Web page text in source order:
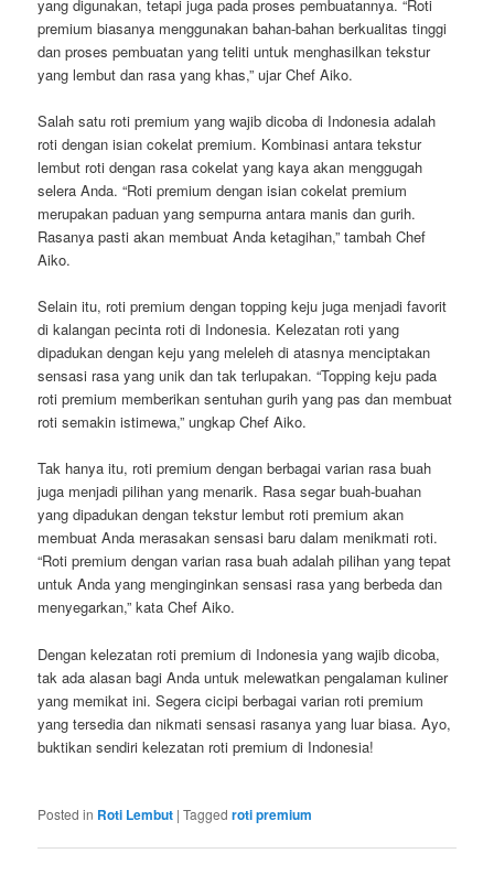
yang digunakan, tetapi juga pada proses pembuatannya. “Roti
premium biasanya menggunakan bahan-bahan berkualitas tinggi
dan proses pembuatan yang teliti untuk menghasilkan tekstur
yang lembut dan rasa yang khas,” ujar Chef Aiko.
Salah satu roti premium yang wajib dicoba di Indonesia adalah
roti dengan isian cokelat premium. Kombinasi antara tekstur
lembut roti dengan rasa cokelat yang kaya akan menggugah
selera Anda. “Roti premium dengan isian cokelat premium
merupakan paduan yang sempurna antara manis dan gurih.
Rasanya pasti akan membuat Anda ketagihan,” tambah Chef
Aiko.
Selain itu, roti premium dengan topping keju juga menjadi favorit
di kalangan pecinta roti di Indonesia. Kelezatan roti yang
dipadukan dengan keju yang meleleh di atasnya menciptakan
sensasi rasa yang unik dan tak terlupakan. “Topping keju pada
roti premium memberikan sentuhan gurih yang pas dan membuat
roti semakin istimewa,” ungkap Chef Aiko.
Tak hanya itu, roti premium dengan berbagai varian rasa buah
juga menjadi pilihan yang menarik. Rasa segar buah-buahan
yang dipadukan dengan tekstur lembut roti premium akan
membuat Anda merasakan sensasi baru dalam menikmati roti.
“Roti premium dengan varian rasa buah adalah pilihan yang tepat
untuk Anda yang menginginkan sensasi rasa yang berbeda dan
menyegarkan,” kata Chef Aiko.
Dengan kelezatan roti premium di Indonesia yang wajib dicoba,
tak ada alasan bagi Anda untuk melewatkan pengalaman kuliner
yang memikat ini. Segera cicipi berbagai varian roti premium
yang tersedia dan nikmati sensasi rasanya yang luar biasa. Ayo,
buktikan sendiri kelezatan roti premium di Indonesia!
Posted in Roti Lembut |Tagged roti premium